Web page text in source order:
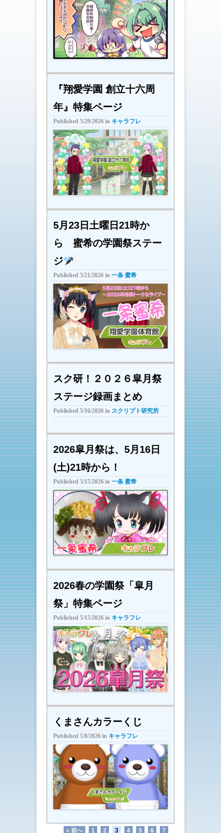
『翔愛学園 創立十六周
年』特集ページ
Published 5/29/2026 in キャラフレ
5月23日土曜日21時か
ら 蜜希の学園祭ステー
ジ
Published 5/21/2026 in 一条 蜜希
スク研！２０２６皐月祭
ステージ録画まとめ
Published 5/16/2026 in スクリプト研究所
2026皐月祭は、5月16日
(土)21時から！
Published 5/15/2026 in 一条 蜜希
2026春の学園祭「皐月
祭」特集ページ
Published 5/15/2026 in キャラフレ
くまさんカラーくじ
Published 5/8/2026 in キャラフレ
« 前へ 1 2 3 4 5 6 7